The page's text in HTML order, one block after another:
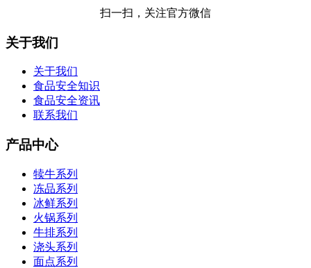
扫一扫，关注官方微信
关于我们
关于我们
食品安全知识
食品安全资讯
联系我们
产品中心
犊牛系列
冻品系列
冰鲜系列
火锅系列
牛排系列
浇头系列
面点系列